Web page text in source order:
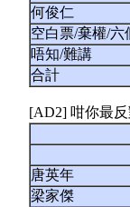
何俊仁
空白票/棄權/六
唔知/難講
合計
[AD2] 咁你最
唐英年
梁家傑